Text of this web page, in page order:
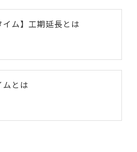
イム】工期延長とは
ムとは